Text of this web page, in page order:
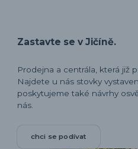
Zastavte se v Jičíně.
Prodejna a centrála, která již
Najdete u nás stovky
poskytujeme také návrhy
nás.
chci se podívat